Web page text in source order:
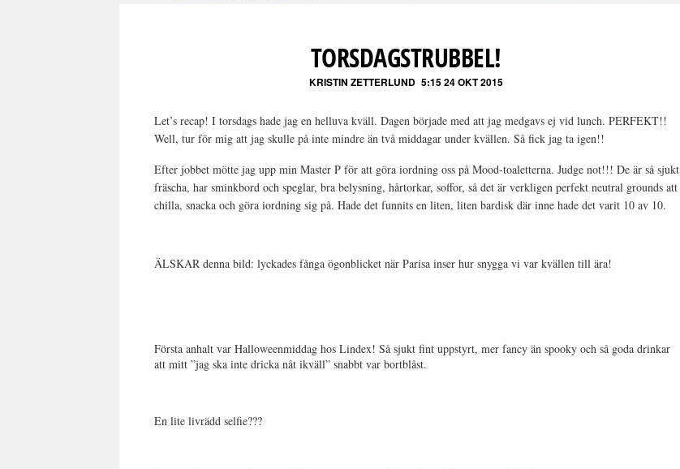
TORSDAGSTRUBBEL!
KRISTIN ZETTERLUND 5:15 24 OKT 2015
Let’s recap! I torsdags hade jag en helluva kväll. Dagen började med att jag medgavs ej vid lunch. PERFEKT!!
Well, tur för mig att jag skulle på inte mindre än två middagar under kvällen. Så fick jag ta igen!!
Efter jobbet mötte jag upp min Master P för att göra iordning oss på Mood-toaletterna. Judge not!!! De är så sjukt
fräscha, har sminkbord och speglar, bra belysning, hårtorkar, soffor, så det är verkligen perfekt neutral grounds att
chilla, snacka och göra iordning sig på. Hade det funnits en liten, liten bardisk där inne hade det varit 10 av 10.
ÄLSKAR denna bild: lyckades fånga ögonblicket när Parisa inser hur snygga vi var kvällen till ära!
Första anhalt var Halloweenmiddag hos Lindex! Så sjukt fint uppstyrt, mer fancy än spooky och så goda drinkar
att mitt ”jag ska inte dricka nåt ikväll” snabbt var bortblåst.
En lite livrädd selfie???